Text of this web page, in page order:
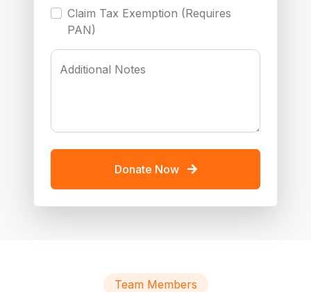
Claim Tax Exemption (Requires
PAN)
Additional Notes
Donate Now
Team Members